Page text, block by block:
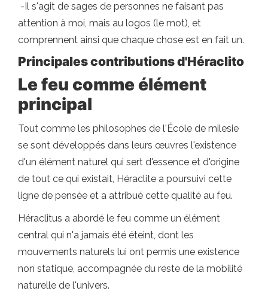
-Il s'agit de sages de personnes ne faisant pas
attention à moi, mais au logos (le mot), et
comprennent ainsi que chaque chose est en fait un.
Principales contributions d'Héraclito
Le feu comme élément
principal
Tout comme les philosophes de l'École de milesie
se sont développés dans leurs œuvres l'existence
d'un élément naturel qui sert d'essence et d'origine
de tout ce qui existait, Héraclite a poursuivi cette
ligne de pensée et a attribué cette qualité au feu.
Héraclitus a abordé le feu comme un élément
central qui n'a jamais été éteint, dont les
mouvements naturels lui ont permis une existence
non statique, accompagnée du reste de la mobilité
naturelle de l'univers.